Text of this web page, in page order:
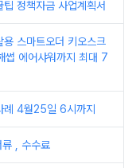
정책자금 사업계획서
스마트오더 키오스크
썹 에어샤워까지 최대 7
례 4월25일 6시까지
류 , 수수료